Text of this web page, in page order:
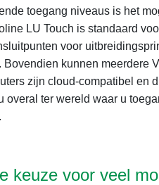
toegang niveaus is het
LU Touch is standaard
voor
kunnen meerdere
zijn cloud-compatibel en
overal ter wereld waar u
keuze voor veel